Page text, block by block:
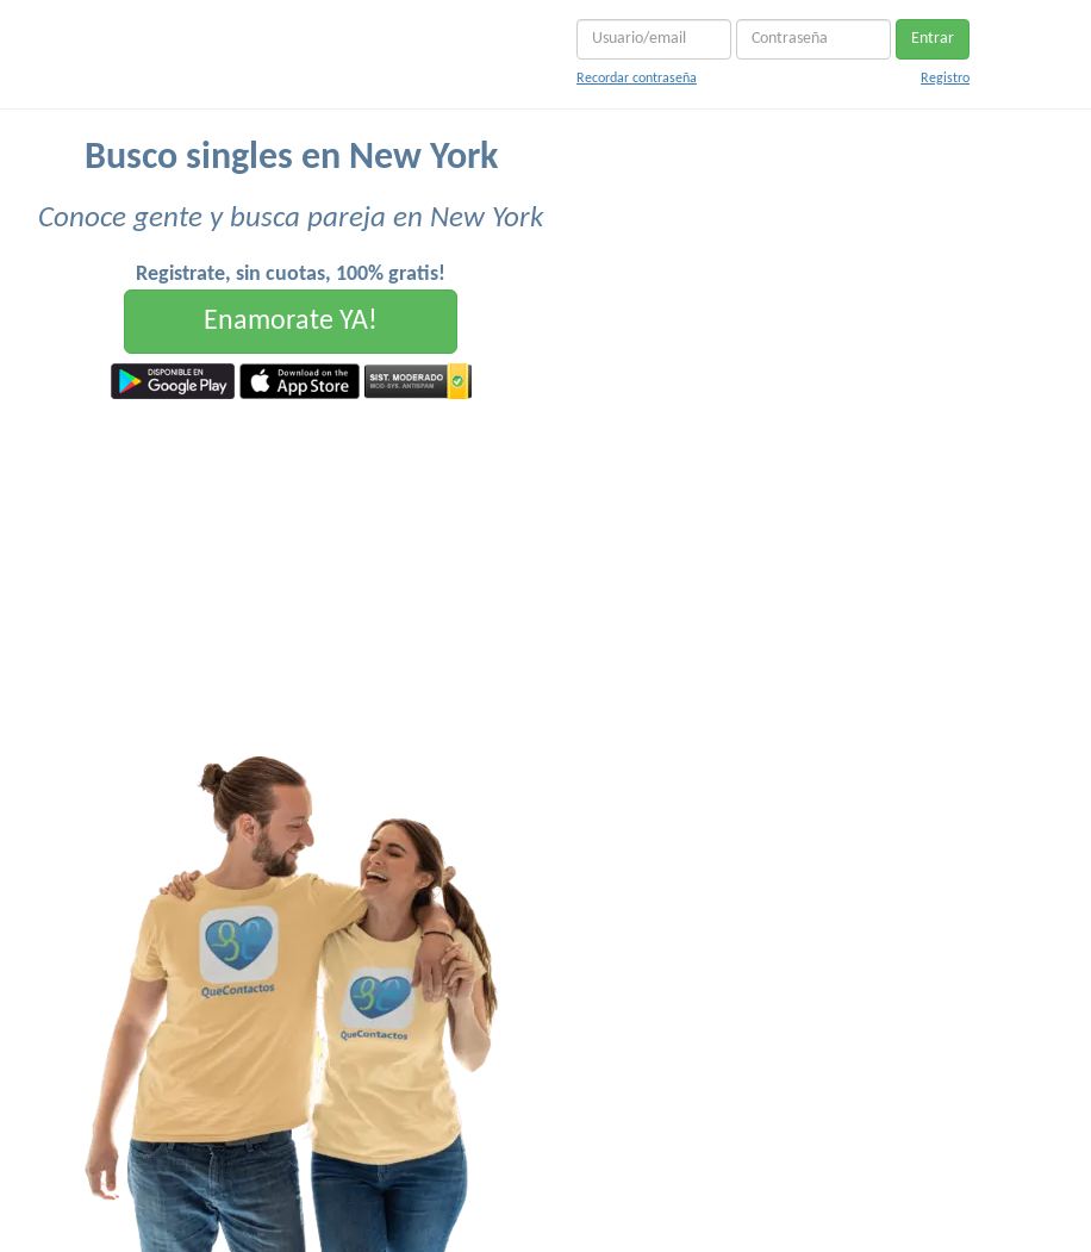
Entrar
Recordar contraseña Registro
Busco singles en New York
Conoce gente y busca pareja en New York
Registrate, sin cuotas, 100% gratis!
Enamorate YA!